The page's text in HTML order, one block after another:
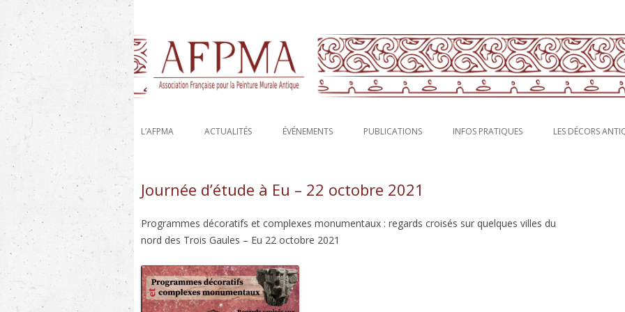
L’AFPMA ACTUALITÉS ÉVÉNEMENTS PUBLICATIONS INFOS PRATIQUES LES DÉCORS
Journée d’étude à Eu – 22 octobre 2021
Programmes décoratifs et complexes monumentaux : regards croisés sur quelques villes du
nord des Trois Gaules – Eu 22 octobre 2021